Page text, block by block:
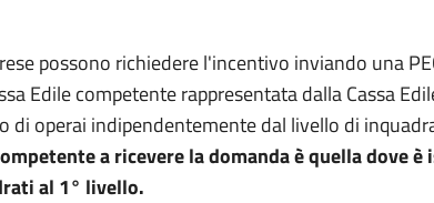
possono richiedere l'incentivo inviando una
Edile competente rappresentata dalla Cassa
di operai indipendentemente dal livello di
a ricevere la domanda è quella dove
al 1° livello.